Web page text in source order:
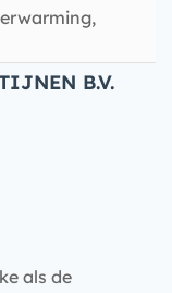
B.V.
als de